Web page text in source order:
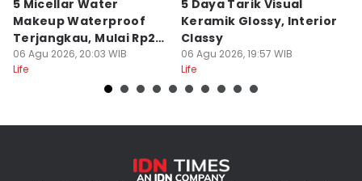
5 Micellar Water
Makeup Waterproof
Terjangkau, Mulai Rp20
Ribuan!
06 Agu 2026, 20:03 WIB
Life
5 Daya Tarik Visual
Keramik Glossy, Interior
Classy
06 Agu 2026, 19:57 WIB
Life